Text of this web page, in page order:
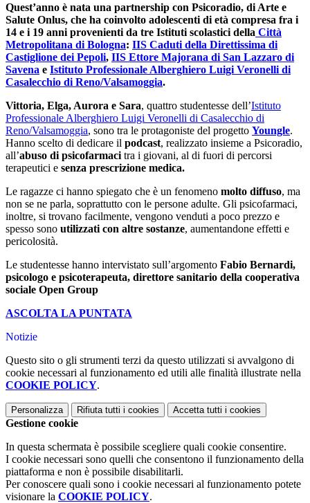
Quest’anno è nata una partnership con Psicoradio, di Arte e
Salute Onlus, che ha coinvolto adolescenti di età compresa fra i
14 e i 19 anni provenienti da tre Istituti scolastici della Città
Metropolitana di Bologna: IIS Caduti della Direttissima di
Castiglione dei Pepoli, IIS Ettore Majorana di San Lazzaro di
Savena e Istituto Professionale Alberghiero Luigi Veronelli di
Casalecchio di Reno/Valsamoggia.
Vittoria, Elga, Aurora e Sara, quattro studentesse dell’Istituto
Professionale Alberghiero Luigi Veronelli di Casalecchio di
Reno/Valsamoggia, sono tra le protagoniste del progetto Youngle.
Hanno scelto di dedicare il podcast, realizzato insieme a Psicoradio,
all’abuso di psicofarmaci tra i giovani, al di fuori di percorsi
terapeutici e senza prescrizione medica.
Le ragazze ci hanno spiegato che è un fenomeno molto diffuso, ma
non se ne parla, soprattutto con le persone adulte. Gli psicofarmaci,
inoltre, si trovano facilmente, vengono venduti a poco prezzo e
spesso sono utilizzati con altre sostanze, aumentandone effetti e
pericolosità.
Le studentesse hanno intervistato sull’argomento Fabio Bernardi,
psicologo e psicoterapeuta, direttore sanitario della cooperativa
sociale Open Group
ASCOLTA LA PUNTATA
Notizie
Questo sito o gli strumenti terzi da questo utilizzati si avvalgono di
cookie necessari al funzionamento ed utili alle finalità illustrate nella
COOKIE POLICY.
Personalizza Rifiuta tutti i cookies Accetta tutti i cookies
Gestione cookie
In questa schermata è possibile scegliere quali cookie consentire.
I cookie necessari sono quelli che consentono il funzionamento della
piattaforma e non è possibile disabilitarli.
Per conoscere quali sono i cookie necessari al funzionamento potete
visionare la COOKIE POLICY.